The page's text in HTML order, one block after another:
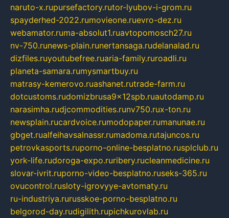
naruto-x.rupursefactory.rutor-lyubov-i-grom.ru
spayderhed-2022.rumovieone.ruevro-dez.ru
webamator.ruma-absolut1.ruavtopomosch27.ru
nv-750.runews-plain.runertansaga.rudelanalad.ru
dizfiles.ruyoutubefree.ruaria-family.ruroadli.ru
planeta-samara.rumysmartbuy.ru
matrasy-kemerovo.ruashanet.rutrade-farm.ru
dotcustoms.rudomizbrusa9x12spb.ruautodamp.ru
narasimha.rudjcommodities.runv750.rux-ton.ru
newsplain.rucardvoice.rumodopaper.rumanunae.ru
gbget.rualfeihavsalnassr.rumadoma.rutajuncos.ru
petrovkasports.ruporno-online-besplatno.rusplclub.ru
york-life.rudoroga-expo.ruribery.rucleanmedicine.ru
slovar-ivrit.ruporno-video-besplatno.ruseks-365.ru
ovucontrol.rusloty-igrovyye-avtomaty.ru
ru-industriya.rurusskoe-porno-besplatno.ru
belgorod-day.rudigilith.rupichkurovlab.ru